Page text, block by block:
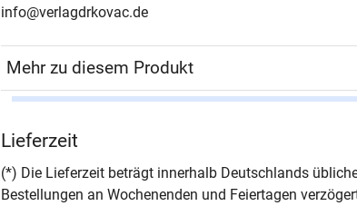
info@verlagdrkovac.de
Mehr zu diesem Produkt
Seiten 374
Lieferzeit
(*) Die Lieferzeit beträgt innerhalb Deutschlands
Bestellungen an Wochenenden und Feiertagen